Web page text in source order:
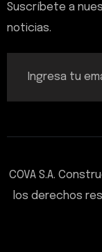
Suscríbete a
noticias.
COVA S.A.
los derechos